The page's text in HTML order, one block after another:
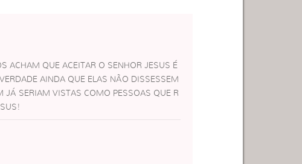
ACHAM QUE ACEITAR O SENHOR JESUS É
AINDA QUE ELAS NÃO DISSESSEM
SERIAM VISTAS COMO PESSOAS QUE R